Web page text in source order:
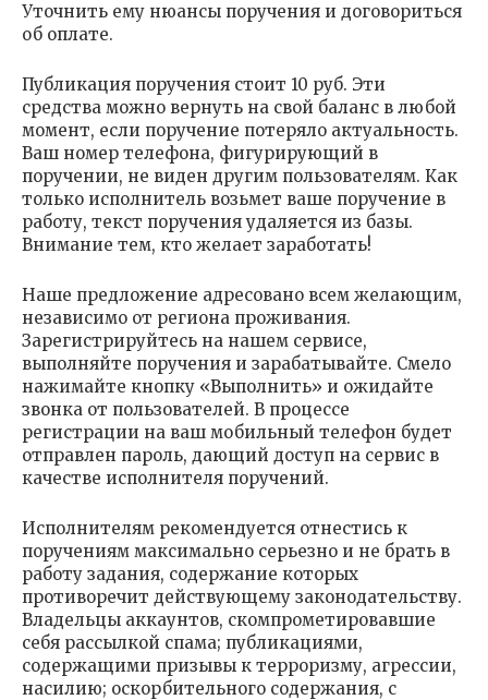
Уточнить ему нюансы поручения и договориться
об оплате.
Публикация поручения стоит 10 руб. Эти
средства можно вернуть на свой баланс в любой
момент, если поручение потеряло актуальность.
Ваш номер телефона, фигурирующий в
поручении, не виден другим пользователям. Как
только исполнитель возьмет ваше поручение в
работу, текст поручения удаляется из базы.
Внимание тем, кто желает заработать!
Наше предложение адресовано всем желающим,
независимо от региона проживания.
Зарегистрируйтесь на нашем сервисе,
выполняйте поручения и зарабатывайте. Смело
нажимайте кнопку «Выполнить» и ожидайте
звонка от пользователей. В процессе
регистрации на ваш мобильный телефон будет
отправлен пароль, дающий доступ на сервис в
качестве исполнителя поручений.
Исполнителям рекомендуется отнестись к
поручениям максимально серьезно и не брать в
работу задания, содержание которых
противоречит действующему законодательству.
Владельцы аккаунтов, скомпрометировавшие
себя рассылкой спама; публикациями,
содержащими призывы к терроризму, агрессии,
насилию; оскорбительного содержания, с